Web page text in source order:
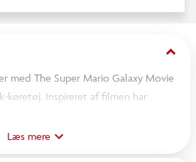
keyboard_arrow_down
med The Super Mario Galaxy Movie
køretøj. Inspireret af filmen har
Træk den tilbage og se den køre!
og Luigi. Du kan samle dem alle!
Læs mere